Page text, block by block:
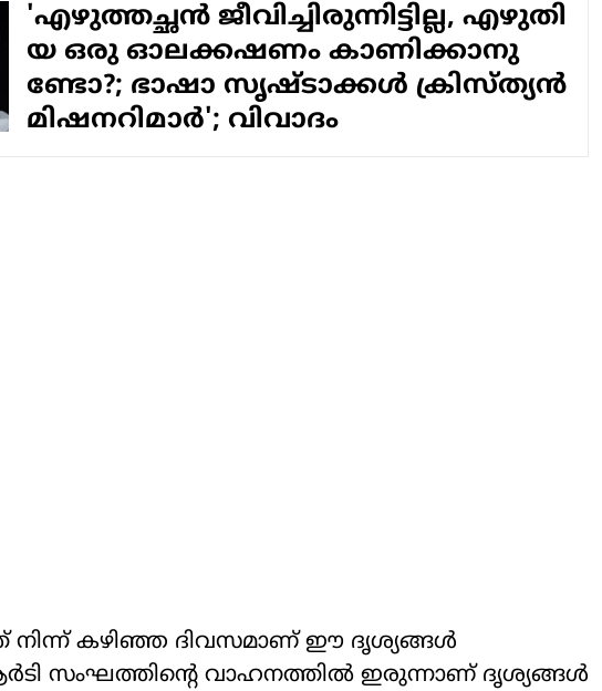
'എ​ഴു​ത്ത​ച്ഛ​ൻ ജീ​വി​ച്ചി​രു​ന്നി​ട്ടി​ല്ല, എ​ഴു​തി​
യ ഒ​രു ഓ​ല​ക്ക​ഷ​ണം കാ​ണി​ക്കാ​നു​
ണ്ടോ​?; ഭാഷാ സൃഷ്ടാക്കള്‍ ക്രിസ്ത്യന്‍
മിഷനറിമാര്‍'; വിവാദം
നിന്ന് കഴിഞ്ഞ ദിവസമാണ് ഈ ദൃശ്യങ്ങൾ
സംഘത്തിന്റെ വാഹനത്തിൽ ഇരുന്നാണ് ദൃശ്യങ്ങൾ